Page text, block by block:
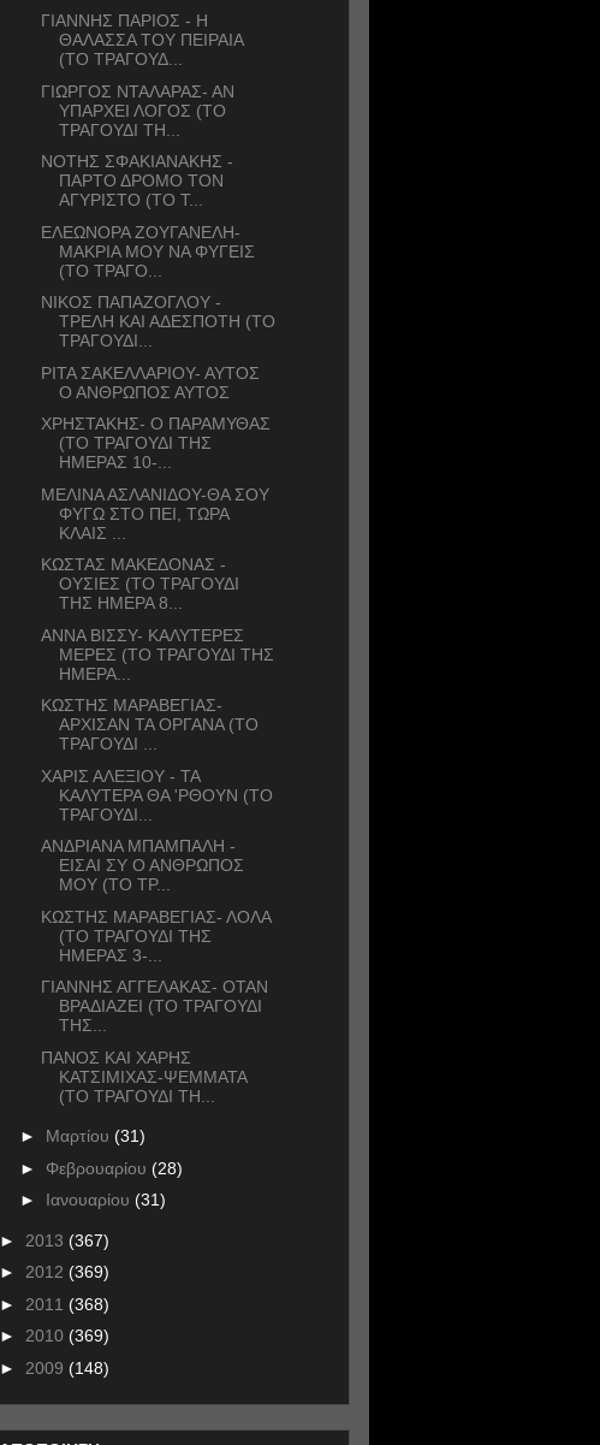
ΓΙΑΝΝΗΣ ΠΑΡΙΟΣ - Η
ΘΑΛΑΣΣΑ ΤΟΥ ΠΕΙΡΑΙΑ
(ΤΟ ΤΡΑΓΟΥΔ...
ΓΙΩΡΓΟΣ ΝΤΑΛΑΡΑΣ- ΑΝ
ΥΠΑΡΧΕΙ ΛΟΓΟΣ (ΤΟ
ΤΡΑΓΟΥΔΙ ΤΗ...
ΝΟΤΗΣ ΣΦΑΚΙΑΝΑΚΗΣ -
ΠΑΡΤΟ ΔΡΟΜΟ ΤΟΝ
ΑΓΥΡΙΣΤΟ (ΤΟ Τ...
ΕΛΕΩΝΟΡΑ ΖΟΥΓΑΝΕΛΗ-
ΜΑΚΡΙΑ ΜΟΥ ΝΑ ΦΥΓΕΙΣ
(ΤΟ ΤΡΑΓΟ...
ΝΙΚΟΣ ΠΑΠΑΖΟΓΛΟΥ -
ΤΡΕΛΗ ΚΑΙ ΑΔΕΣΠΟΤΗ (ΤΟ
ΤΡΑΓΟΥΔΙ...
ΡΙΤΑ ΣΑΚΕΛΛΑΡΙΟΥ- ΑΥΤΟΣ
Ο ΑΝΘΡΩΠΟΣ ΑΥΤΟΣ
ΧΡΗΣΤΑΚΗΣ- Ο ΠΑΡΑΜΥΘΑΣ
(ΤΟ ΤΡΑΓΟΥΔΙ ΤΗΣ
ΗΜΕΡΑΣ 10-...
ΜΕΛΙΝΑ ΑΣΛΑΝΙΔΟΥ-ΘΑ ΣΟΥ
ΦΥΓΩ ΣΤΟ ΠΕΙ, ΤΩΡΑ
ΚΛΑΙΣ ...
ΚΩΣΤΑΣ ΜΑΚΕΔΟΝΑΣ -
ΟΥΣΙΕΣ (ΤΟ ΤΡΑΓΟΥΔΙ
ΤΗΣ ΗΜΕΡΑ 8...
ΑΝΝΑ ΒΙΣΣΥ- ΚΑΛΥΤΕΡΕΣ
ΜΕΡΕΣ (ΤΟ ΤΡΑΓΟΥΔΙ ΤΗΣ
ΗΜΕΡΑ...
ΚΩΣΤΗΣ ΜΑΡΑΒΕΓΙΑΣ-
ΑΡΧΙΣΑΝ ΤΑ ΟΡΓΑΝΑ (ΤΟ
ΤΡΑΓΟΥΔΙ ...
ΧΑΡΙΣ ΑΛΕΞΙΟΥ - ΤΑ
ΚΑΛΥΤΕΡΑ ΘΑ 'ΡΘΟΥΝ (ΤΟ
ΤΡΑΓΟΥΔΙ...
ΑΝΔΡΙΑΝΑ ΜΠΑΜΠΑΛΗ -
ΕΙΣΑΙ ΣΥ Ο ΑΝΘΡΩΠΟΣ
ΜΟΥ (ΤΟ ΤΡ...
ΚΩΣΤΗΣ ΜΑΡΑΒΕΓΙΑΣ- ΛΟΛΑ
(ΤΟ ΤΡΑΓΟΥΔΙ ΤΗΣ
ΗΜΕΡΑΣ 3-...
ΓΙΑΝΝΗΣ ΑΓΓΕΛΑΚΑΣ- ΟΤΑΝ
ΒΡΑΔΙΑΖΕΙ (ΤΟ ΤΡΑΓΟΥΔΙ
ΤΗΣ...
ΠΑΝΟΣ ΚΑΙ ΧΑΡΗΣ
ΚΑΤΣΙΜΙΧΑΣ-ΨΕΜΜΑΤΑ
(ΤΟ ΤΡΑΓΟΥΔΙ ΤΗ...
► Μαρτίου (31)
► Φεβρουαρίου (28)
► Ιανουαρίου (31)
► 2013 (367)
► 2012 (369)
► 2011 (368)
► 2010 (369)
► 2009 (148)